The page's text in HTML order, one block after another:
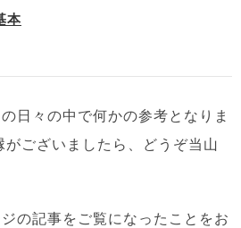
本
日々の中で何かの参考となりま
がございましたら、どうぞ当山
の記事をご覧になったことをお